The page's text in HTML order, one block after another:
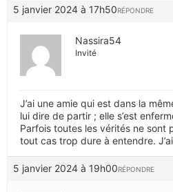
5 janvier 2024 à 17h50RÉPONDRE
Nassira54
Invité
J’ai une amie qui est dans la
lui dire de partir ; elle s’est
Parfois toutes les vérités ne sont
tout cas trop dure à entendre.
5 janvier 2024 à 19h00RÉPONDRE